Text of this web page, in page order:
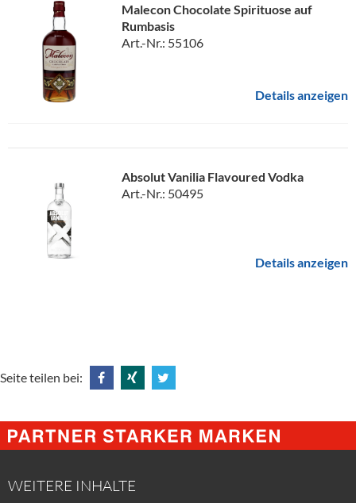
Malecon Chocolate Spirituose auf
Rumbasis
Art.-Nr.: 55106
Details anzeigen
Absolut Vanilia Flavoured Vodka
Art.-Nr.: 50495
Details anzeigen
Seite teilen bei:
@
Facebook
@
Xing
@
Twitter
WEITERE INHALTE